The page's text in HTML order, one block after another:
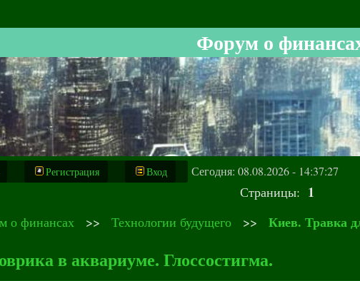
Форум о
Регистрация Вход Сегодня: 08.08.2026 - 14:37:27
Страницы: 1
о финансах >>Технологии будущего >>Киев. Травка
в аквариуме. Глоссостигма.